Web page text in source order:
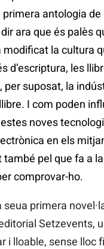
primera antologia de
ara que és palès
modificat la cultura
d’escriptura, les
per suposat, la
I com poden
noves
en els
pel que fa a
comprovar-ho.
primera
Setzevents,
i lloable, sense lloc